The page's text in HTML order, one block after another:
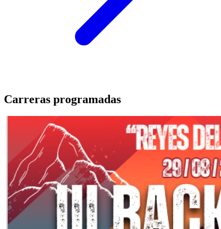
Carreras programadas